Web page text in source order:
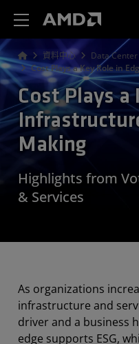
資料中心
Data
Cost Plays a Key Role in
Cost Plays a
Making
Highlights from
& Services
As organizations
infrastructure and
driver and a business
edge supports ESG,